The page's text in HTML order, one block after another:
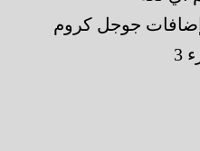
إضافات جوجل كروم
3